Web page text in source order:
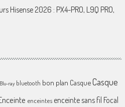
Hisense 2026 : PX4-PRO, L9Q PRO,
Blu-ray bluetooth bon plan CasqueCasque
enceintes enceinte sans fil Focal